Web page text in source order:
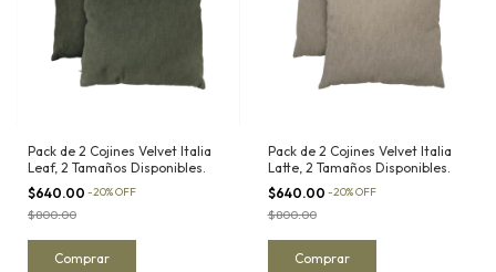
Pack de 2 Cojines Velvet Italia
Leaf, 2 Tamaños Disponibles.
$640.00 -20%OFF
$800.00
Comprar
Pack de 2 Cojines Velvet Italia
Latte, 2 Tamaños Disponibles.
$640.00 -20%OFF
$800.00
Comprar